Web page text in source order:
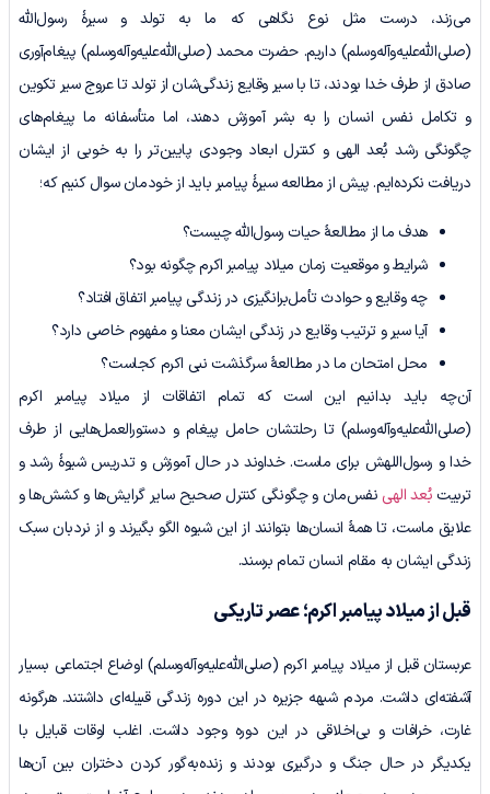
می‌زند، درست مثل نوع نگاهی که ما به تولد و سیرۀ رسول‌الله‌
(صلی‌الله‌علیه‌وآله‌وسلم) داریم. حضرت محمد (صلی‌الله‌علیه‌وآله‌وسلم) پیغام‌آوری
صادق از طرف خدا بودند، تا با سیر وقایع زندگی‌شان از تولد تا عروج سیر تکوین
و تکامل نفس انسان را به بشر آموزش دهند، اما متأسفانه ما پیغام‌های
چگونگی رشد بُعد الهی و کنترل ابعاد وجودی پایین‌تر را به خوبی از ایشان
دریافت نکرده‌ایم. پیش از مطالعه سیرۀ پیامبر باید از خودمان سوال کنیم که؛
هدف ما از مطالعۀ حیات رسول‌الله‌ چیست؟
شرایط و موقعیت زمان میلاد پیامبر اکرم چگونه بود؟
چه وقایع و حوادث تأمل‌برانگیزی در زندگی پیامبر اتفاق افتاد؟
آیا سیر و ترتیب وقایع در زندگی ایشان معنا و مفهوم خاصی دارد؟
محل امتحان ما در مطالعۀ سرگذشت نبی اکرم کجاست؟
آن‌چه باید بدانیم این است که تمام اتفاقات از میلاد پیامبر اکرم
(صلی‌الله‌علیه‌وآله‌وسلم) تا رحلتشان حامل پیغام و دستورالعمل‌هایی از طرف
خدا و رسول‌اللهش برای ماست. خداوند در حال آموزش و تدریس شیوۀ رشد و
تربیت بُعد الهی نفس‌مان و چگونگی کنترل صحیح سایر گرایش‌ها و کشش‌ها و
علایق ماست، تا همۀ انسان‌ها بتوانند از این شیوه الگو بگیرند و از نردبان سبک
زندگی ایشان به مقام انسان تمام برسند.
قبل از میلاد پیامبر اکرم‌؛ عصر تاریکی
عربستان قبل از میلاد پیامبر اکرم (صلی‌الله‌علیه‌وآله‌وسلم) اوضاع اجتماعی بسیار
آشفته‌ای داشت. مردم شبهه جزیره در این دوره زندگی قبیله‌ای داشتند. هرگونه
غارت، خرافات و بی‌اخلاقی در این دوره وجود داشت. اغلب اوقات قبایل با
یکدیگر در حال جنگ و درگیری بودند و زنده‌به‌گور کردن دختران بین آن‌ها